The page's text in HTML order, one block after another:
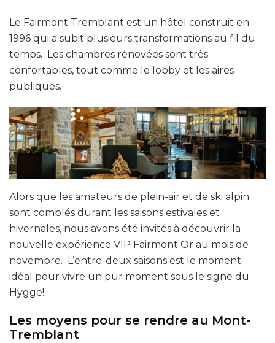
Le Fairmont Tremblant est un hôtel construit en
1996 qui a subit plusieurs transformations au fil du
temps. Les chambres rénovées sont très
confortables, tout comme le lobby et les aires
publiques.
Alors que les amateurs de plein-air et de ski alpin
sont comblés durant les saisons estivales et
hivernales, nous avons été invités à découvrir la
nouvelle expérience VIP Fairmont Or au mois de
novembre. L’entre-deux saisons est le moment
idéal pour vivre un pur moment sous le signe du
Hygge!
Les moyens pour se rendre au Mont-
Tremblant